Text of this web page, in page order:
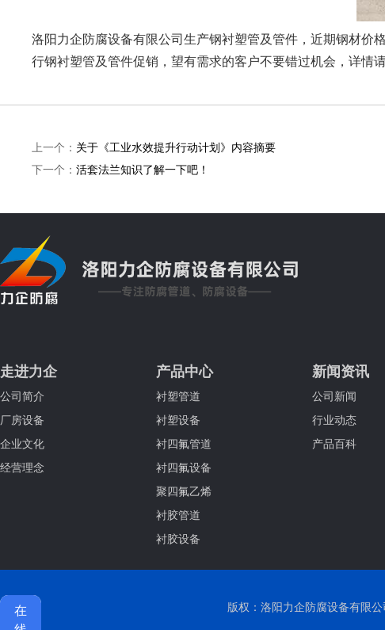
洛阳力企防腐设备有限公司生产钢衬塑管及管件，近期钢材价
行钢衬塑管及管件促销，望有需求的客户不要错过机会，详情
上一个： 关于《工业水效提升行动计划》内容摘要
下一个： 活套法兰知识了解一下吧！
走进力企
公司简介
厂房设备
企业文化
经营理念
产品中心
衬塑管道
衬塑设备
衬四氟管道
衬四氟设备
聚四氟乙烯
衬胶管道
衬胶设备
新闻资讯
公司新闻
行业动态
产品百科
版权：洛阳力企防腐设备有限